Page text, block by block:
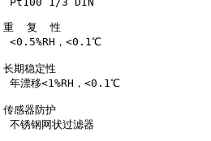
重  复  性
<0.5%RH，<0.1℃
长期稳定性
年漂移<1%RH，<0.1℃
传感器防护
不锈钢网状过滤器